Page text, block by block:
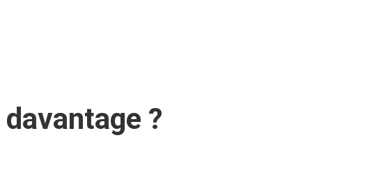
?